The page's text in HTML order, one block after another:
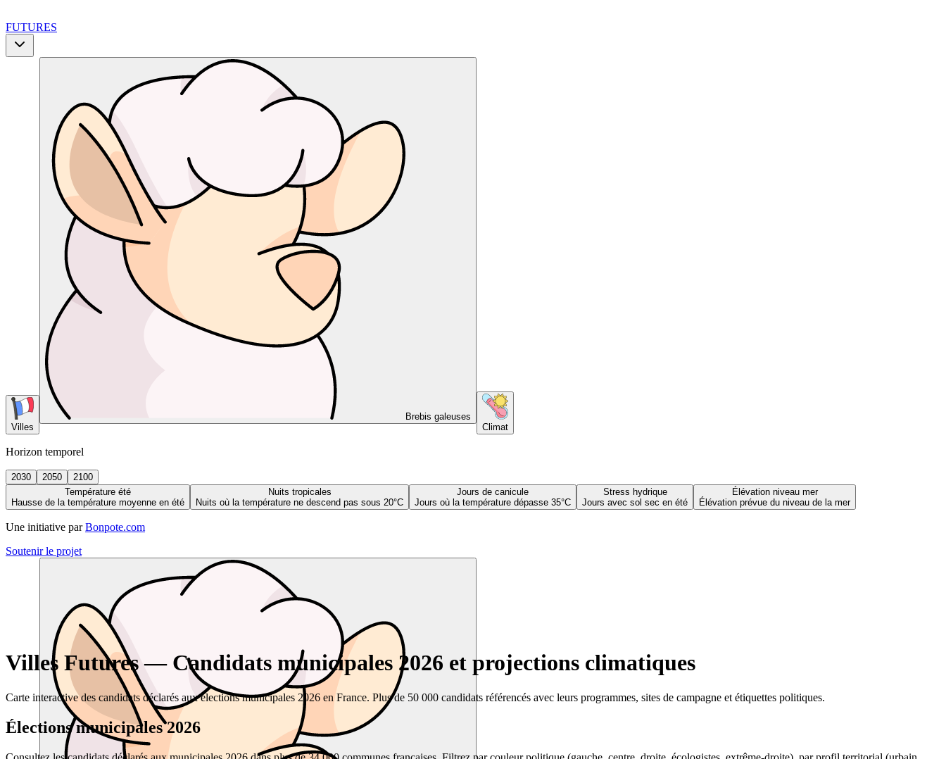
FUTURES
Villes
Brebis galeuses
Climat
Horizon temporel
2030 2050
2100
Température été
Hausse de la température moyenne en été
Nuits tropicales
Nuits où la température ne descend pas sous 20°C
Jours de canicule
Jours où la température dépasse 35°C
Stress hydrique
Jours avec sol sec en été
Élévation niveau mer
Élévation prévue du niveau de la mer
Une initiative par Bonpote.com
Soutenir le projet
Villes Futures — Candidats municipales 2026 et projections climatiques
Carte interactive des candidats déclarés aux élections municipales 2026 en France. Plus de 50 000 candidats référencés avec leurs programmes, sites de campagne et étiquettes politiques.
Élections municipales 2026